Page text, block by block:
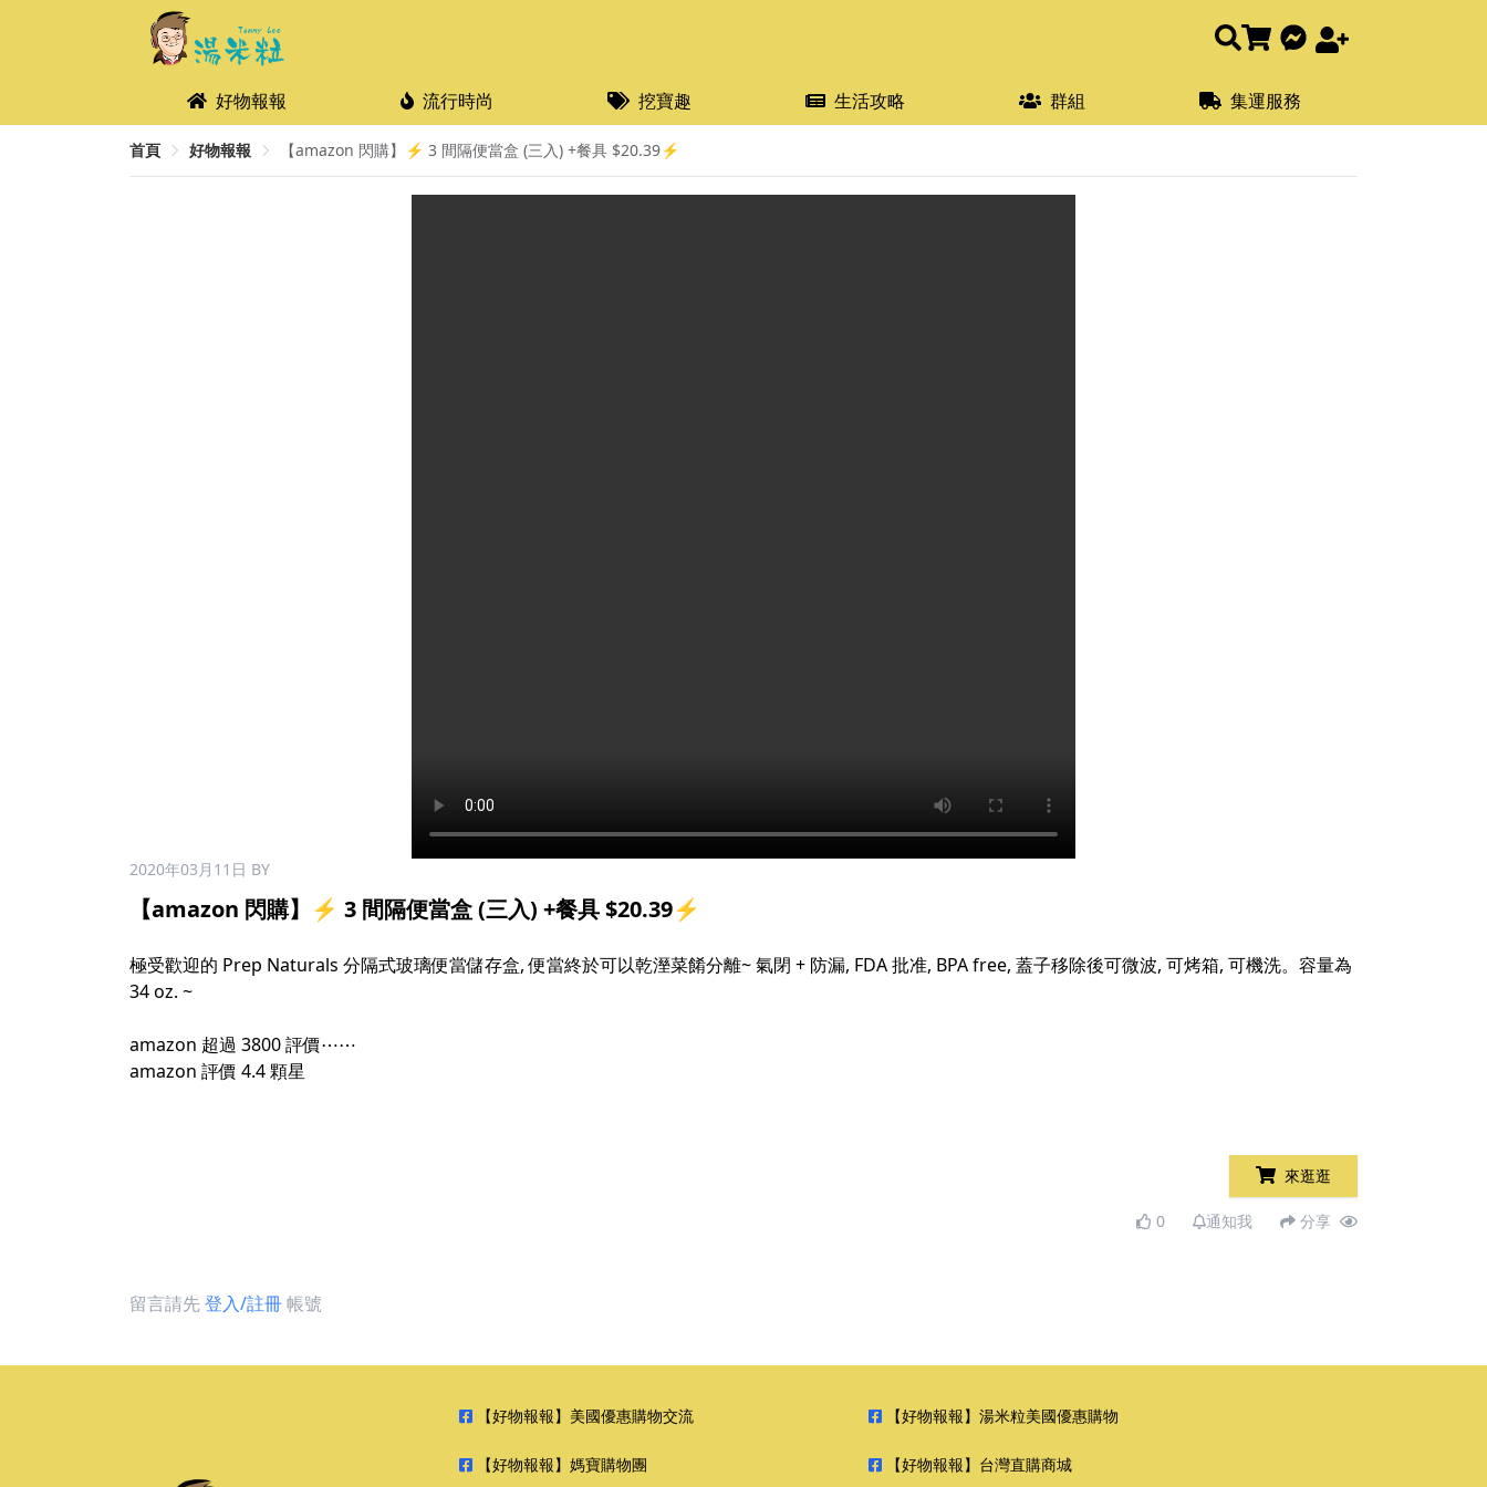
好物報報 流行時尚 挖寶趣 生活攻略 群組 集運服務
首頁 好物報報 【amazon 閃購】⚡ 3 間隔便當盒 (三入) +餐具 $20.39⚡
2020年03月11日 BY
【amazon 閃購】⚡ 3 間隔便當盒 (三入) +餐具 $20.39⚡
極受歡迎的 Prep Naturals 分隔式玻璃便當儲存盒, 便當終於可以乾溼菜餚分離~ 氣閉 + 防漏, FDA 批准, BPA free, 蓋子移除後可微波, 可烤箱, 可機洗。容量為
34 oz. ~
amazon 超過 3800 評價⋯⋯
amazon 評價 4.4 顆星
來逛逛
0 通知我 分享
留言請先登入/註冊帳號
【好物報報】美國優惠購物交流 【好物報報】湯米粒美國優惠購物
【好物報報】媽寶購物團 【好物報報】台灣直購商城